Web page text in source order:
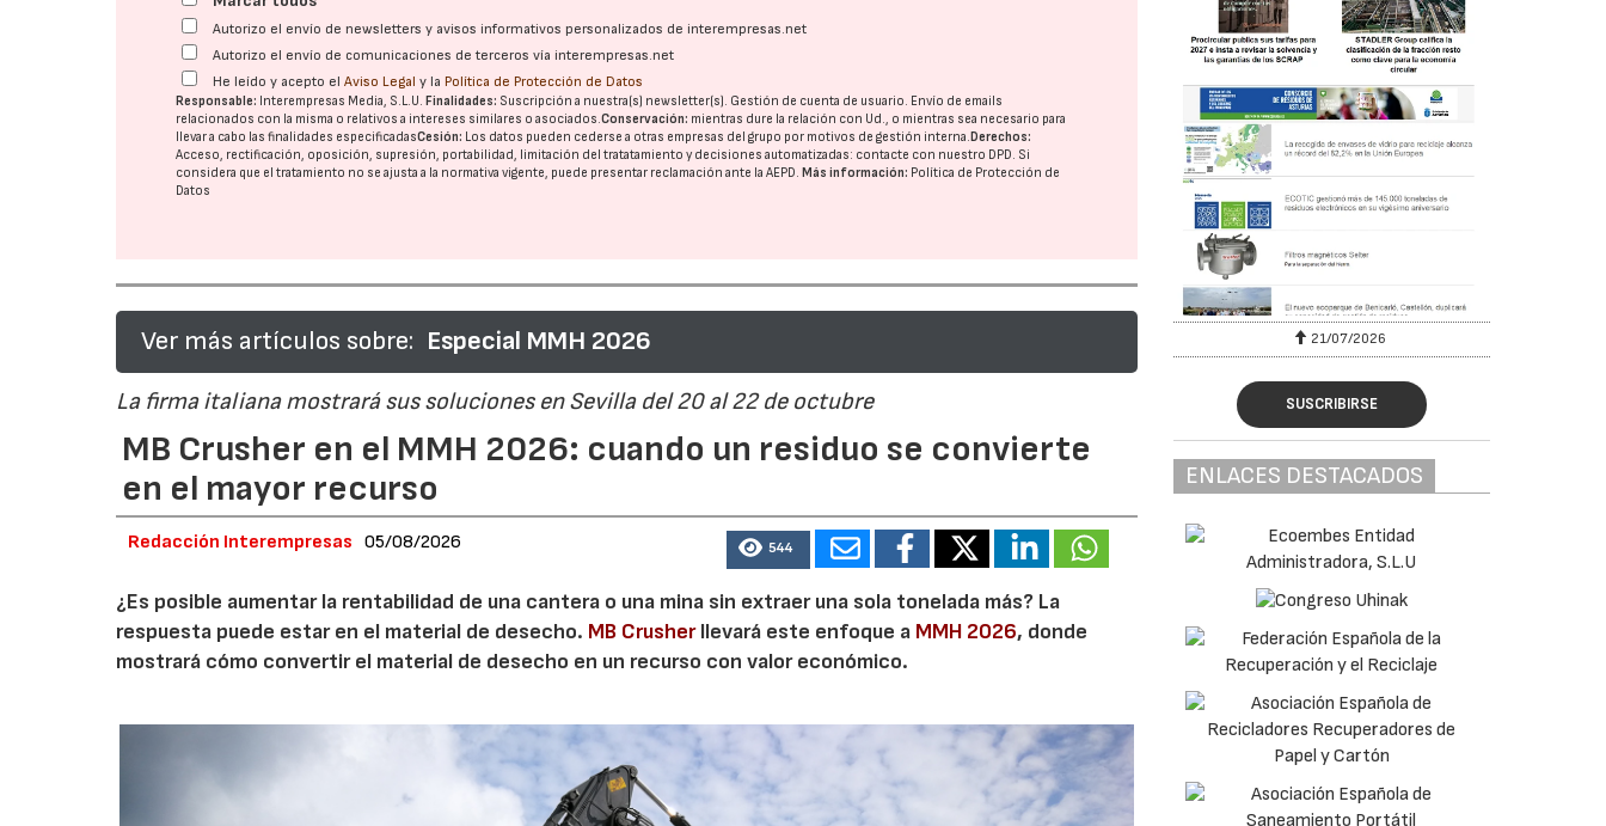
Autorizo el envío de newsletters y avisos informativos personalizados de interempresas.net
Autorizo el envío de comunicaciones de terceros vía interempresas.net
He leído y acepto elAviso Legal y la Política de Protección de Datos
Responsable: Interempresas Media, S.L.U.Finalidades: Suscripción a nuestra(s) newsletter(s). Gestión de cuenta de usuario. Envío de emails
relacionados con la misma o relativos a intereses similares o asociados.Conservación: mientras dure la relación con Ud., o mientras sea necesario para
llevar a cabo las finalidades especificadasCesión: Los datos pueden cederse a otras empresas del grupo por motivos de gestión interna.Derechos:
Acceso, rectificación, oposición, supresión, portabilidad, limitación del tratatamiento y decisiones automatizadas: contacte con nuestro DPD. Si
considera que el tratamiento no se ajusta a la normativa vigente, puede presentar reclamación ante laAEPD.Más información: Política de Protección de
Datos
Ver más artículos sobre: Especial MMH 2026
La firma italiana mostrará sus soluciones en Sevilla del 20 al 22 de octubre
MB Crusher en el MMH 2026: cuando un residuo se convierte
en el mayor recurso
Redacción Interempresas 05/08/2026 544
¿Es posible aumentar la rentabilidad de una cantera o una mina sin extraer una sola tonelada más? La
respuesta puede estar en el material de desecho. MB Crusherllevará este enfoque a MMH 2026, donde
mostrará cómo convertir el material de desecho en un recurso con valor económico.
21/07/2026
SUSCRIBIRSE
ENLACES DESTACADOS